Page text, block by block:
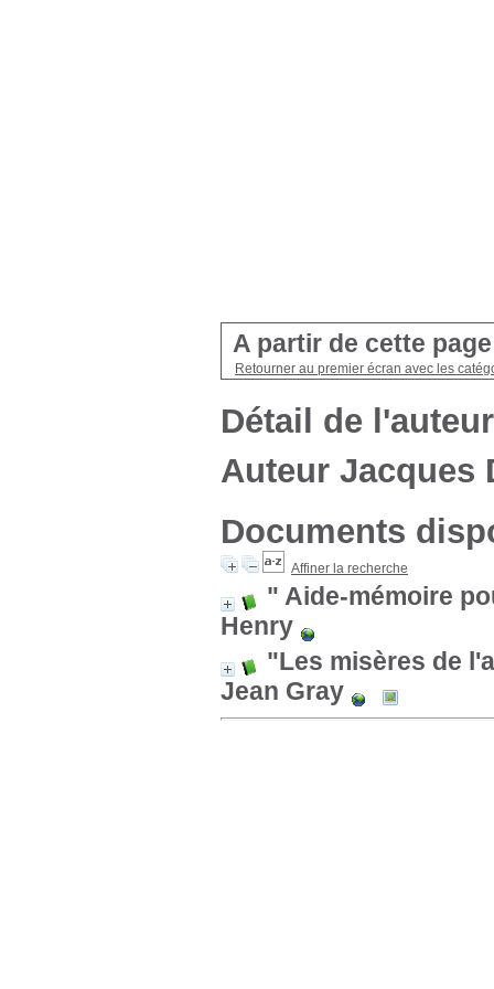
A partir de cette
Retourner au premier écran avec les
Détail de l'auteur
Auteur Jacques
Documents
Affiner la recherche
" Aide-mémoire
Henry
"Les misères de
Jean Gray